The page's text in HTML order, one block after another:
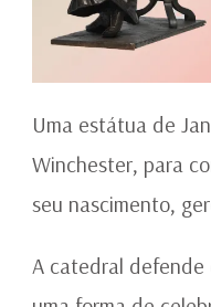
Uma estátua de
Winchester, para
seu nascimento,
A catedral defende